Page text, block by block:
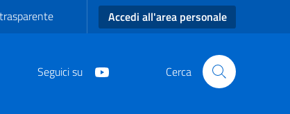
Accedi all'area personale
Seguici su Cerca